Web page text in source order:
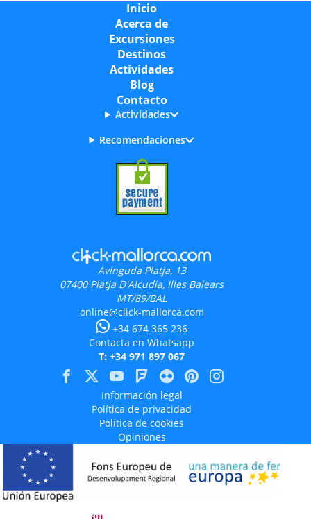
Inicio
Acerca de
Excursiones
Destinos
Actividades
Blog
Contacto
Actividades
Recomendaciones
Avinguda Platja, 13
07400 Platja D'Alcudia, Illes Balears
MT/89/BAL
online@click-mallorca.com
+34 674 365 236
Contacta en Whatsapp
T: +34 971 897 067
Información legal
Política de privacidad
Política de cookies
Opiniones